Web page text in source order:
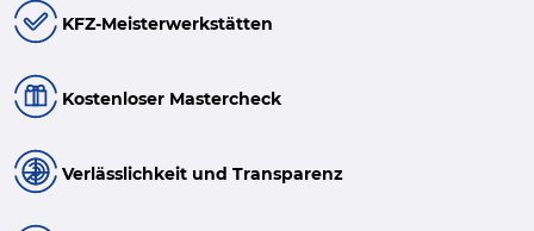
KFZ-Meisterwerkstätten
Kostenloser Mastercheck
Verlässlichkeit und Transparenz